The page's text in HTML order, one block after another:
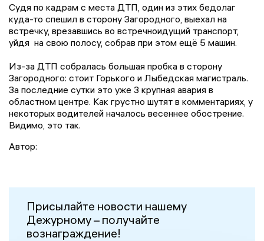
Судя по кадрам с места ДТП, один из этих бедолаг
куда-то спешил в сторону Загородного, выехал на
встречку, врезавшись во встречноидущий транспорт,
уйдя на свою полосу, собрав при этом ещё 5 машин.
Из-за ДТП собралась большая пробка в сторону
Загородного: стоит Горького и Лыбедская магистраль.
За последние сутки это уже 3 крупная авария в
областном центре. Как грустно шутят в комментариях, у
некоторых водителей началось весеннее обострение.
Видимо, это так.
Автор:
Присылайте новости нашему
Дежурному – получайте
вознаграждение!